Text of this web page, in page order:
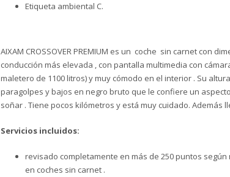
Etiqueta ambiental C.
AIXAM CROSSOVER PREMIUM es un coche sin carnet con
conducción más elevada , con pantalla multimedia con
maletero de 1100 litros) y muy cómodo en el interior . Su
paragolpes y bajos en negro bruto que le confiere un
soñar . Tiene pocos kilómetros y está muy cuidado. Además
Servicios incluidos:
revisado completamente en más de 250 puntos
en coches sin carnet .